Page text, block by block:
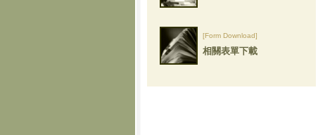
[Form Download]
相關表單下載